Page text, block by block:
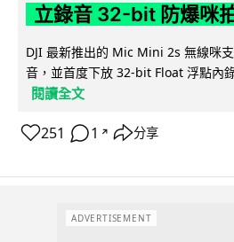
立錄音 32-bit 防爆咪
DJI 最新推出的 Mic Mini 2s 無線咪
音，並首度下放 32-bit Float 浮點內
閱讀全文
251 1 ↗ 分享
ADVERTISEMENT